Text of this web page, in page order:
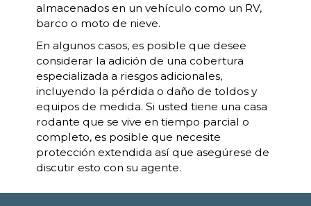
almacenados en un vehículo como un RV,
barco o moto de nieve.
En algunos casos, es posible que desee
considerar la adición de una cobertura
especializada a riesgos adicionales,
incluyendo la pérdida o daño de toldos y
equipos de medida. Si usted tiene una casa
rodante que se vive en tiempo parcial o
completo, es posible que necesite
protección extendida así que asegúrese de
discutir esto con su agente.